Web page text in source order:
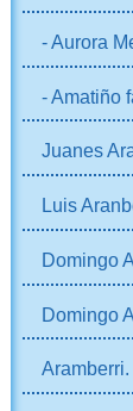
- Aurora
- Amatiño
Juanes
Luis
Domingo
Domingo